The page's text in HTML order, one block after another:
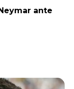
ante